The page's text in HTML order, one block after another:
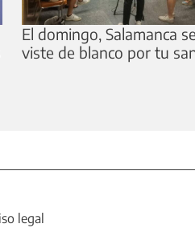
El domingo, Salamanca
viste de blanco por tu
legal